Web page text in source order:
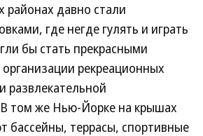
районах давно стали
где негде гулять и играть
бы стать прекрасными
рекреационных
развлекательной
В том же Нью-Йорке на крышах
бассейны, террасы, спортивные